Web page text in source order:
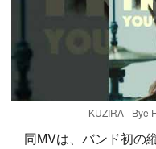
KUZIRA - Bye
同MVは、バンド初の